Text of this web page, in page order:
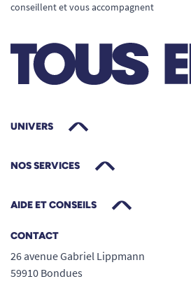
conseillent et vous accompagnent
UNIVERS
NOS SERVICES
AIDE ET CONSEILS
CONTACT
26 avenue Gabriel Lippmann
59910 Bondues